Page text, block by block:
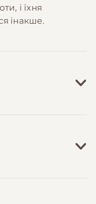
і їхня
інакше.
Тераріум
180х90х90
32°C вдень і